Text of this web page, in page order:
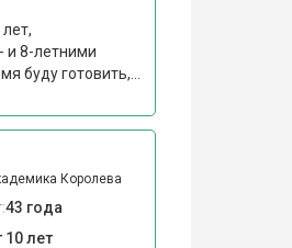
и 8-летними
буду готовить,...
Королева
43 года
10 лет